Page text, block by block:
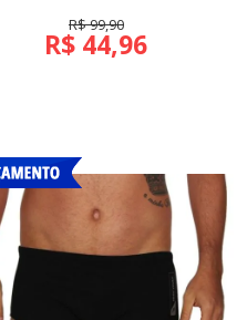
R$ 99,90
R$ 44,96